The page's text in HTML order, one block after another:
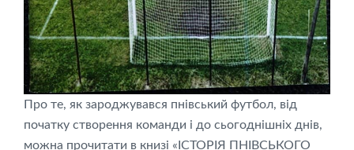
Про те, як зароджувався пнівський футбол, від
початку створення команди і до сьогоднішніх днів,
можна прочитати в книзі «ІСТОРІЯ ПНІВСЬКОГО